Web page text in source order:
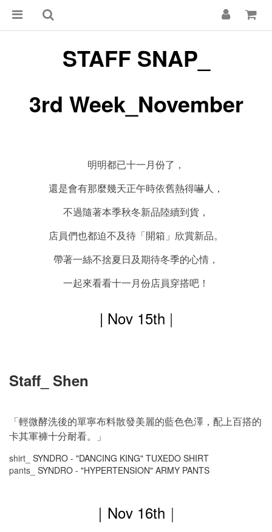
STAFF SNAP_
3rd Week_November
明明都已十一月份了，
還是會有那麼幾天正午時依舊熱得嚇人，
不過隨著本季秋冬新品陸續到貨，
店員們也都迫不及待「開箱」欣賞新品。
帶著一絲不捨夏日及期待冬季的心情，
一起來看看十一月份店員穿搭吧！
| Nov 15th |
Staff_ Shen
「輕微酵洗後的單寧布料散發美麗的藍色色澤，配上百搭的
卡其軍褲十分耐看。」
shirt_ SYNDRO - "DANCING KING" TUXEDO SHIRT
pants_ SYNDRO - "HYPERTENSION" ARMY PANTS
｜ Nov16th ｜